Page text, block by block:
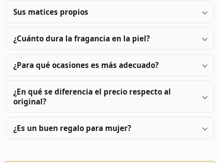
Sus matices propios
¿Cuánto dura la fragancia en la piel?
¿Para qué ocasiones es más adecuado?
¿En qué se diferencia el precio respecto al
original?
¿Es un buen regalo para mujer?